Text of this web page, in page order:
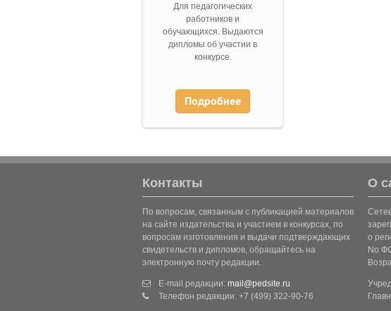
Для педагогических
работников и
обучающихся. Выдаются
дипломы об участии в
конкурсе.
Подробнее
Контакты
По вопросам, связанным с публикацией материалов
на сайте издательства и участием в конкурсах, по
вопросам изготовления и выдачи подтверждающих
свидетельств и дипломов, обращайтесь на
электронную почту редакции.
E-mail редакции: mail@pedsite.ru
Телефон редакции: +7 (499) 322-90-76
О
о
No